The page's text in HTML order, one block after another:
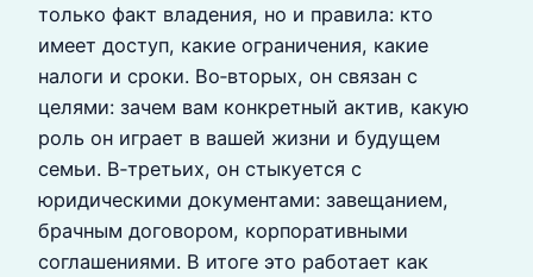
только факт владения, но и правила: кто
имеет доступ, какие ограничения, какие
налоги и сроки. Во‑вторых, он связан с
целями: зачем вам конкретный актив, какую
роль он играет в вашей жизни и будущем
семьи. В‑третьих, он стыкуется с
юридическими документами: завещанием,
брачным договором, корпоративными
соглашениями. В итоге это работает как